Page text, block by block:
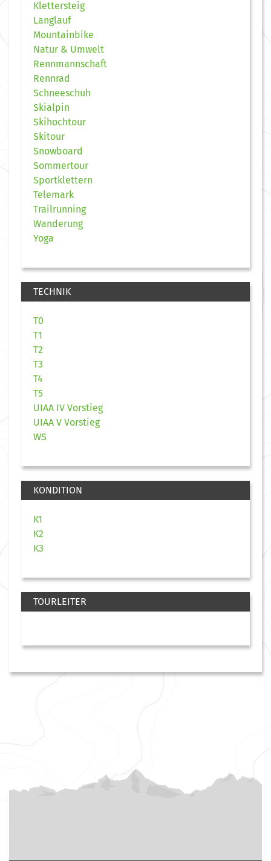
Klettersteig
Langlauf
Mountainbike
Natur & Umwelt
Rennmannschaft
Rennrad
Schneeschuh
Skialpin
Skihochtour
Skitour
Snowboard
Sommertour
Sportklettern
Telemark
Trailrunning
Wanderung
Yoga
TECHNIK
T0
T1
T2
T3
T4
T5
UIAA IV Vorstieg
UIAA V Vorstieg
WS
KONDITION
K1
K2
K3
TOURLEITER